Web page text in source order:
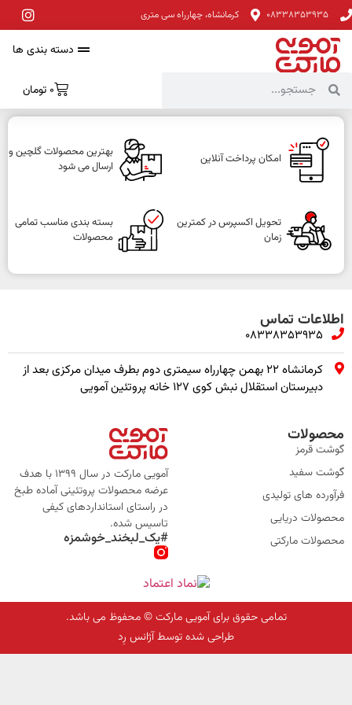
08338353935 کرمانشاه، چهارراه سی متری
دسته بندی ها
0 تومان
امکان پرداخت آنلاین
بهترین محصولات گلچین و
ارسال می شود
تحویل اکسپرس در کمترین
زمان
بسته بندی مناسب تمامی
محصولات
اطلاعات تماس
08338353935
کرمانشاه ۲۲ بهمن چهارراه سیمتری دوم بطرف میدان مرکزی بعد از
دبیرستان استقلال نبش کوی ۱۲۷ خانه پروتئین آمویی
محصولات
گوشت قرمز
گوشت سفید
فرآورده های تولیدی
محصولات دریایی
محصولات مارکتی
آمویی مارکت در سال 1399 با هدف
عرضه محصولات پروتئینی آماده طبخ
در راستای استانداردهای کیفی
تاسیس شده.
#یک_لبخند_خوشمزه
تمامی حقوق برای آمویی مارکت © محفوظ می باشد.
طراحی شده توسط آژانس رِد